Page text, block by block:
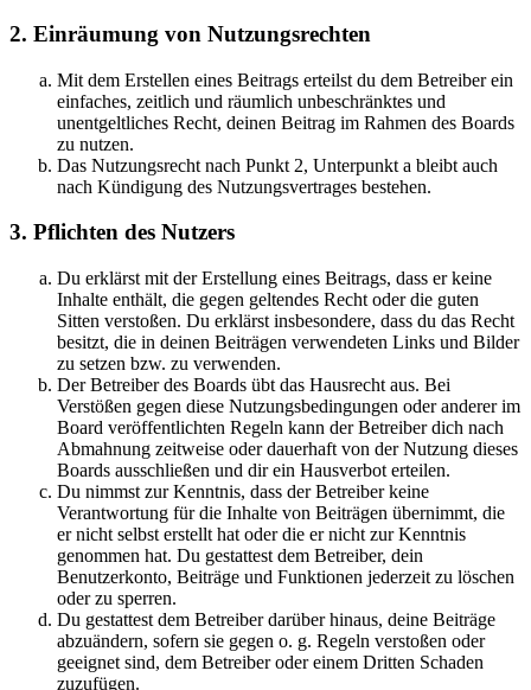
2. Einräumung von Nutzungsrechten
Mit dem Erstellen eines Beitrags erteilst du dem Betreiber ein
einfaches, zeitlich und räumlich unbeschränktes und
unentgeltliches Recht, deinen Beitrag im Rahmen des Boards
zu nutzen.
Das Nutzungsrecht nach Punkt 2, Unterpunkt a bleibt auch
nach Kündigung des Nutzungsvertrages bestehen.
3. Pflichten des Nutzers
Du erklärst mit der Erstellung eines Beitrags, dass er keine
Inhalte enthält, die gegen geltendes Recht oder die guten
Sitten verstoßen. Du erklärst insbesondere, dass du das Recht
besitzt, die in deinen Beiträgen verwendeten Links und Bilder
zu setzen bzw. zu verwenden.
Der Betreiber des Boards übt das Hausrecht aus. Bei
Verstößen gegen diese Nutzungsbedingungen oder anderer im
Board veröffentlichten Regeln kann der Betreiber dich nach
Abmahnung zeitweise oder dauerhaft von der Nutzung dieses
Boards ausschließen und dir ein Hausverbot erteilen.
Du nimmst zur Kenntnis, dass der Betreiber keine
Verantwortung für die Inhalte von Beiträgen übernimmt, die
er nicht selbst erstellt hat oder die er nicht zur Kenntnis
genommen hat. Du gestattest dem Betreiber, dein
Benutzerkonto, Beiträge und Funktionen jederzeit zu löschen
oder zu sperren.
Du gestattest dem Betreiber darüber hinaus, deine Beiträge
abzuändern, sofern sie gegen o. g. Regeln verstoßen oder
geeignet sind, dem Betreiber oder einem Dritten Schaden
zuzufügen.